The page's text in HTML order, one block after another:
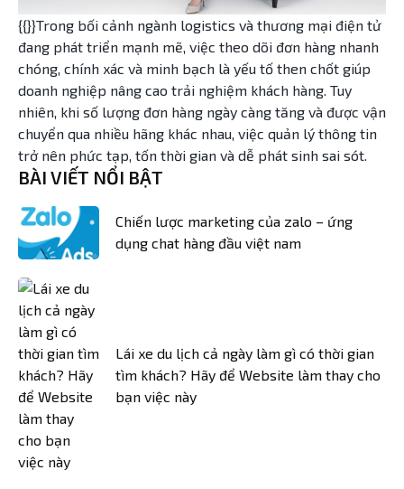
{{}}Trong bối cảnh ngành logistics và thương mại điện tử
đang phát triển mạnh mẽ, việc theo dõi đơn hàng nhanh
chóng, chính xác và minh bạch là yếu tố then chốt giúp
doanh nghiệp nâng cao trải nghiệm khách hàng. Tuy
nhiên, khi số lượng đơn hàng ngày càng tăng và được vận
chuyển qua nhiều hãng khác nhau, việc quản lý thông tin
trở nên phức tạp, tốn thời gian và dễ phát sinh sai sót.
BÀI VIẾT NỔI BẬT
Chiến lược marketing của zalo – ứng
dụng chat hàng đầu việt nam
Lái xe du lịch cả ngày làm gì có thời gian
tìm khách? Hãy để Website làm thay cho
bạn việc này